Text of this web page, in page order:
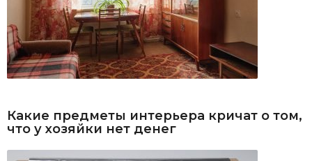
Какие предметы интерьера кричат о том,
что у хозяйки нет денег